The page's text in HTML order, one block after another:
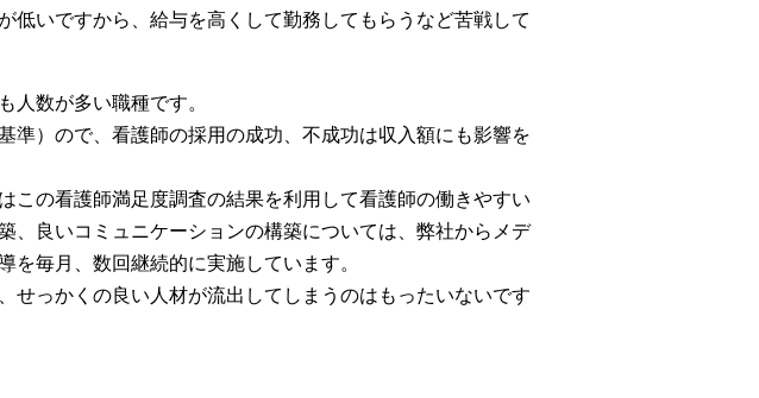
いですから、給与を高くして勤務してもらうなど苦戦して
人数が多い職種です。
準）ので、看護師の採用の成功、不成功は収入額にも影響を
この看護師満足度調査の結果を利用して看護師の働きやすい
、良いコミュニケーションの構築については、弊社からメデ
を毎月、数回継続的に実施しています。
せっかくの良い人材が流出してしまうのはもったいないです